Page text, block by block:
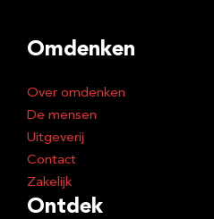
Omdenken
Over omdenken
De mensen
Uitgeverij
Contact
Zakelijk
Ontdek